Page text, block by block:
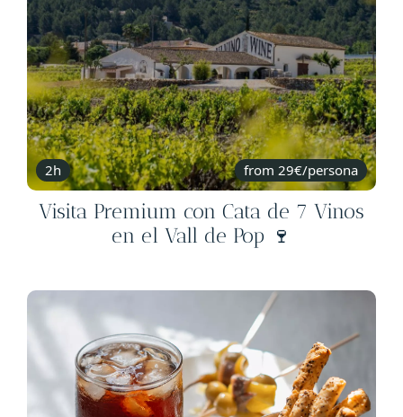
2h from 29€/persona
Visita Premium con Cata de 7 Vinos
en el Vall de Pop 🍷